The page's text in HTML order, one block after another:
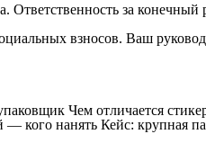
Ответственность за конечный
взносов. Ваш
Чем отличается
кого нанять Кейс: крупная